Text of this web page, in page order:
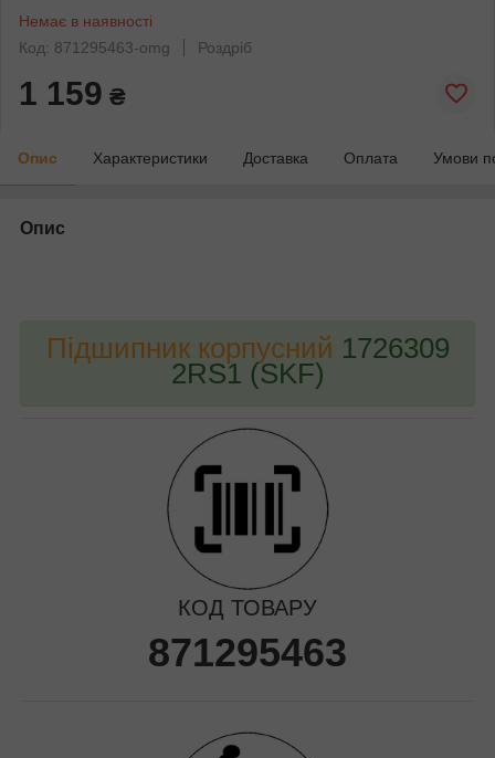
Немає в наявності
Код: 871295463-omg
Роздріб
1 159 ₴
Опис Характеристики Доставка Оплата Умови
Опис
Підшипник корпусний 1726309
2RS1 (SKF)
КОД ТОВАРУ
871295463